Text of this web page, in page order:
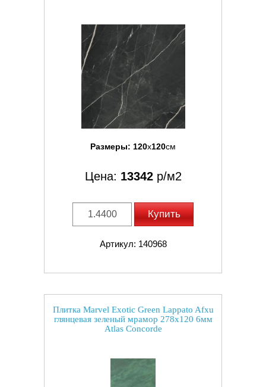
Размеры: 120x120см
Цена: 13342р/м2
Купить
Артикул: 140968
Плитка Marvel Exotic Green Lappato Afxu
глянцевая зеленый мрамор 278x120 6мм
Atlas Concorde